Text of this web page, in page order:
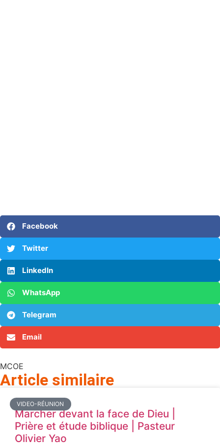
Facebook
Twitter
LinkedIn
WhatsApp
Telegram
Email
MCOE
Article similaire​
VIDEO-RÉUNION
Marcher devant la face de Dieu |
Prière et étude biblique | Pasteur
Olivier Yao